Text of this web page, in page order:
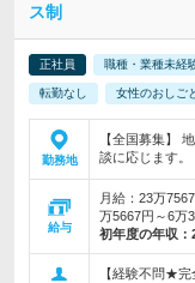
ス制
正社員 職種・業種未経
転勤なし 女性のおしご
勤務地
【全国募集】
談に応じます
給与
月給：23万
万5667円～6万
初年度の年収：
【経験不問★